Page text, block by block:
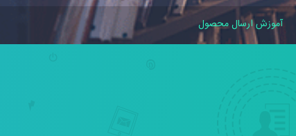
آموزش ارسال محصول